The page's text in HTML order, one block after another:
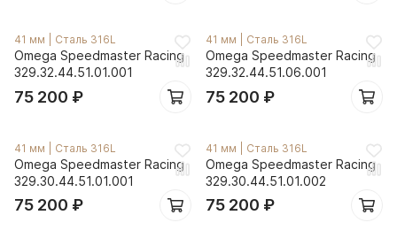
41 мм Сталь 316L
Omega Speedmaster Racing
329.32.44.51.01.001
75 200 ₽
41 мм Сталь 316L
Omega Speedmaster Racing
329.32.44.51.06.001
75 200 ₽
41 мм Сталь 316L
Omega Speedmaster Racing
329.30.44.51.01.001
75 200 ₽
41 мм Сталь 316L
Omega Speedmaster Racing
329.30.44.51.01.002
75 200 ₽